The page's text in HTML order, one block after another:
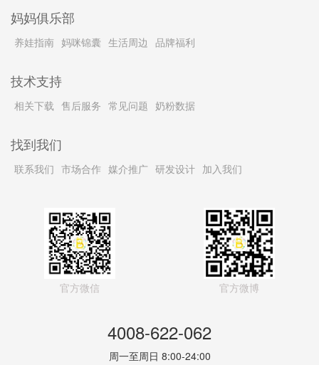
妈妈俱乐部
养娃指南 妈咪锦囊 生活周边 品牌福利
技术支持
相关下载 售后服务 常见问题 奶粉数据
找到我们
联系我们 市场合作 媒介推广 研发设计 加入我们
官方微信 官方微博
4008-622-062
周一至周日 8:00-24:00